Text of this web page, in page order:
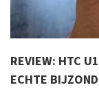
REVIEW: HTC
ECHTE